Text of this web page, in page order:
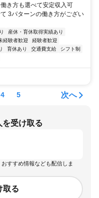
き方も選べて安定収入可
3パターンの働き方がござい
産休・育休取得実績あり
経験者歓迎
経験者歓迎
育休あり 交通費支給
シフト制
4 5 次へ
を受け取る
すすめ情報なども配信しま
取る